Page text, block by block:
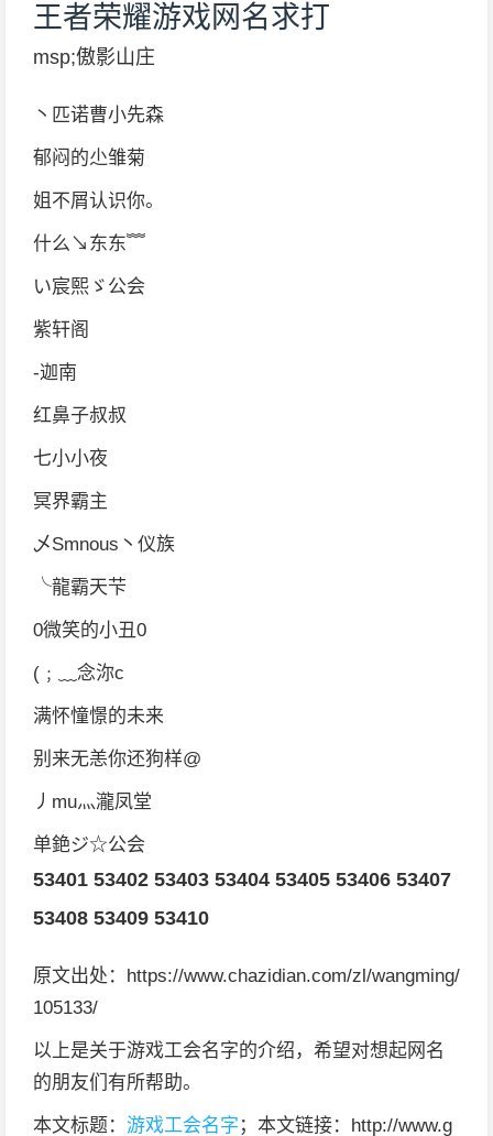
王者荣耀游戏网名求打
msp;傲影山庄
丶匹诺曹小先森
郁闷的尐雏菊
姐不屑认识你。
什么↘东东﹌
い宸熙ゞ公会
紫轩阁
-迦南
红鼻子叔叔
七小小夜
冥界霸主
乄Smnous丶仪族
╰龍霸天芐
0微笑的小丑0
(﹔﹏念沵c
满怀憧憬的未来
别来无恙你还狗样@
丿mu灬瀧凤堂
单銫ジ☆公会
53401 53402 53403 53404 53405 53406 53407
53408 53409 53410
原文出处：https://www.chazidian.com/zl/wangming/
105133/
以上是关于游戏工会名字的介绍，希望对想起网名
的朋友们有所帮助。
本文标题： 游戏工会名字 ；本文链接：http://www.g